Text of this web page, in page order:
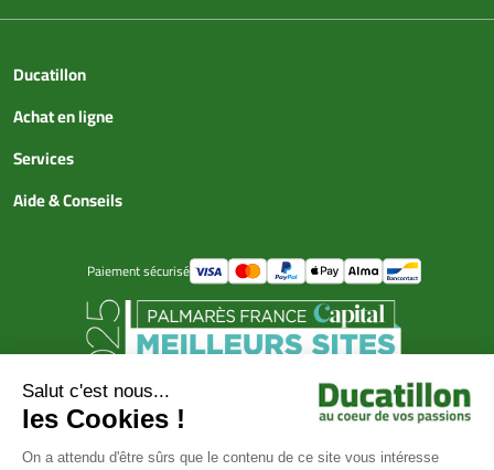
Ducatillon
Achat en ligne
Services
Aide & Conseils
Paiement sécurisé